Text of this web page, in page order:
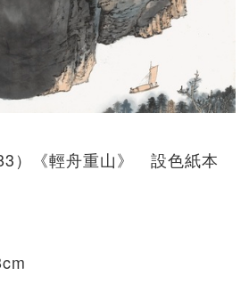
）《輕舟重山》 設色紙本